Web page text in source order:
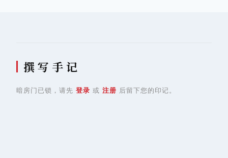
撰 写 手 记
暗房门已锁，请先 登录 或 注册 后留下您的印记。